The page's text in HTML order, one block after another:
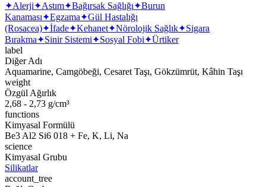
✦Alerji✦Astım✦Bağırsak Sağlığı✦Burun
Kanaması✦Egzama✦Gül Hastalığı
(Rosacea)✦İfade✦Kehanet✦Nörolojik Sağlık✦Sigara
Bırakma✦Sinir Sistemi✦Sosyal Fobi✦Ürtiker
label
Diğer Adı
Aquamarine, Camgöbeği, Cesaret Taşı, Gökzümrüt, Kâhin Taşı
weight
Özgül Ağırlık
2,68 - 2,73 g/cm³
functions
Kimyasal Formülü
Be3 Al2 Si6 018 + Fe, K, Li, Na
science
Kimyasal Grubu
Silikatlar
account_tree